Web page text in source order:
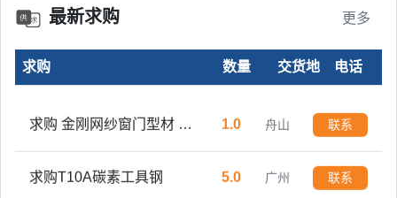
最新求购 更多
求购 数量 交货地 电话
1.0 舟山 联系
求购T10A碳素工具钢 5.0 广州 联系